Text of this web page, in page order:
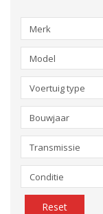
Merk
Model
Voertuig type
Bouwjaar
Transmissie
Conditie
Reset